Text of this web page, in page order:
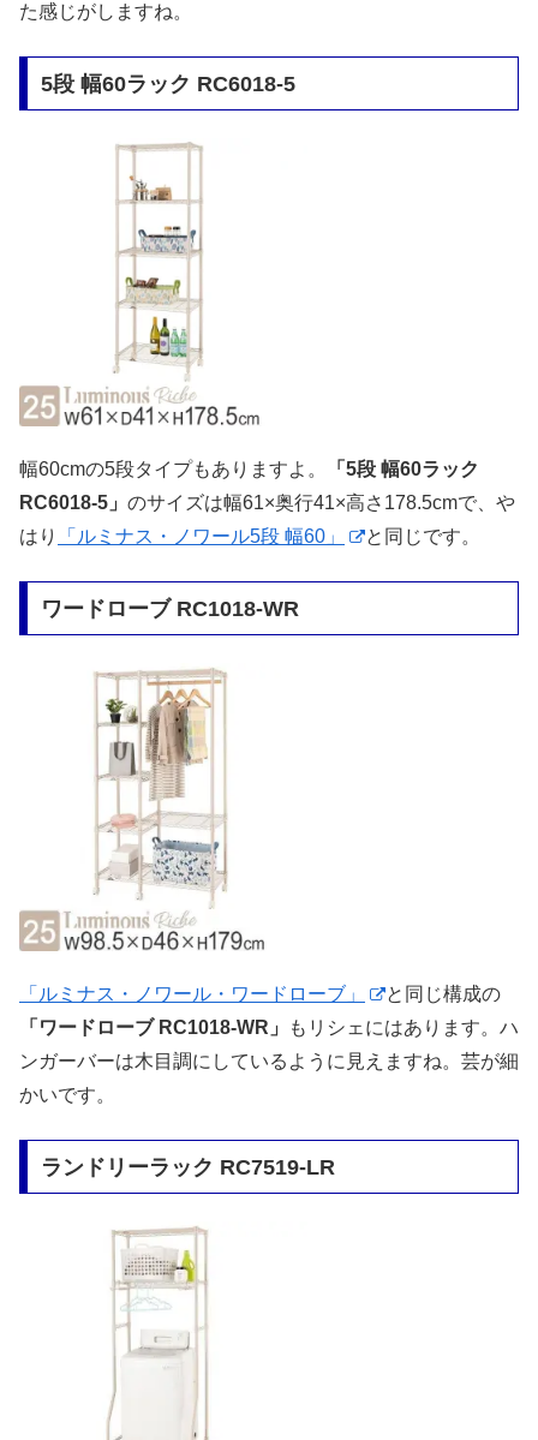
た感じがしますね。
5段 幅60ラック RC6018-5
幅60cmの5段タイプもありますよ。
「5段 幅60ラック
RC6018-5」 のサイズは幅61×奥行41×高さ178.5cmで、や
はり
「ルミナス・ノワール5段 幅60」 と同じです。
ワードローブ RC1018-WR
「ルミナス・ノワール・ワードローブ」
と同じ構成の
「ワードローブ RC1018-WR」
もリシェにはあります。ハ
ンガーバーは木目調にしているように見えますね。芸が細
かいです。
ランドリーラック RC7519-LR